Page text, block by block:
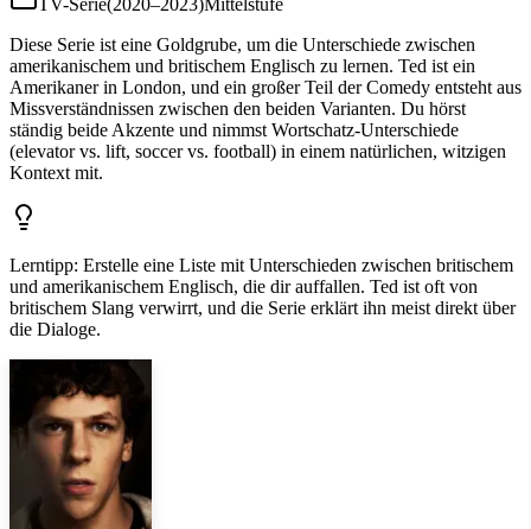
Diese Serie ist eine Goldgrube, um die Unterschiede zwischen
amerikanischem und britischem Englisch zu lernen. Ted ist ein
Amerikaner in London, und ein großer Teil der Comedy entsteht aus
Missverständnissen zwischen den beiden Varianten. Du hörst
ständig beide Akzente und nimmst Wortschatz-Unterschiede
(elevator vs. lift, soccer vs. football) in einem natürlichen, witzigen
Kontext mit.
Lerntipp: Erstelle eine Liste mit Unterschieden zwischen britischem
und amerikanischem Englisch, die dir auffallen. Ted ist oft von
britischem Slang verwirrt, und die Serie erklärt ihn meist direkt über
die Dialoge.